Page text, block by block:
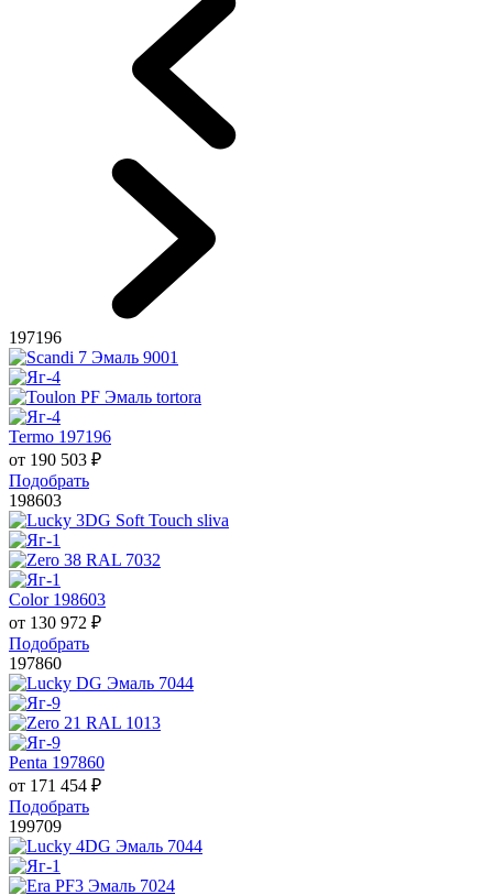
197196
Termo 197196
от 190 503 ₽
Подобрать
198603
Color 198603
от 130 972 ₽
Подобрать
197860
Penta 197860
от 171 454 ₽
Подобрать
199709